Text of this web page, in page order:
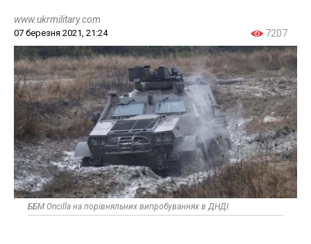
www.ukrmilitary.com
07 березня 2021, 21:24 7207
ББМ Oncilla на порівняльних випробуваннях в ДНДІ